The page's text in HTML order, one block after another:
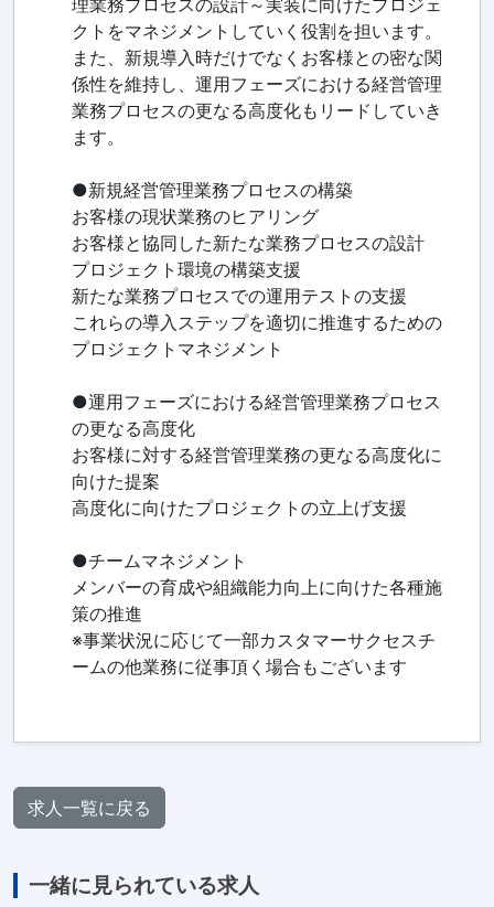
理業務プロセスの設計～実装に向けたプロジェ
クトをマネジメントしていく役割を担います。
また、新規導入時だけでなくお客様との密な関
係性を維持し、運用フェーズにおける経営管理
業務プロセスの更なる高度化もリードしていき
ます。
●新規経営管理業務プロセスの構築
お客様の現状業務のヒアリング
お客様と協同した新たな業務プロセスの設計
プロジェクト環境の構築支援
新たな業務プロセスでの運用テストの支援
これらの導入ステップを適切に推進するための
プロジェクトマネジメント
●運用フェーズにおける経営管理業務プロセス
の更なる高度化
お客様に対する経営管理業務の更なる高度化に
向けた提案
高度化に向けたプロジェクトの立上げ支援
●チームマネジメント
メンバーの育成や組織能力向上に向けた各種施
策の推進
※事業状況に応じて一部カスタマーサクセスチ
ームの他業務に従事頂く場合もございます
求人一覧に戻る
一緒に見られている求人